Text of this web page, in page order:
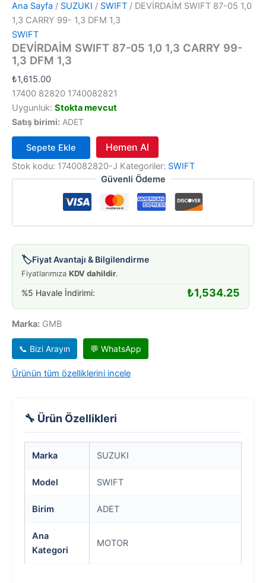
Ana Sayfa / SUZUKI / SWIFT / DEVİRDAİM SWIFT 87-05 1,0
1,3 CARRY 99- 1,3 DFM 1,3
SWIFT
DEVİRDAİM SWIFT 87-05 1,0 1,3 CARRY 99-
1,3 DFM 1,3
₺1,615.00
17400 82820 1740082821
Uygunluk: Stokta mevcut
Satış birimi: ADET
DEVİRDAİM
SWIFT
87-
CARRY
DFM
1,3
Sepete Ekle Hemen Al
Stok kodu: 1740082820-J Kategoriler: SWIFT
Güvenli Ödeme
🏷️Fiyat Avantajı & Bilgilendirme
Fiyatlarımıza KDV dahildir.
%5 Havale İndirimi: ₺1,534.25
Marka: GMB
📞 Bizi Arayın 💬 WhatsApp
Ürünün tüm özelliklerini incele
🔧 Ürün Özellikleri
Marka SUZUKI
Model SWIFT
Birim ADET
Ana
Kategori
MOTOR